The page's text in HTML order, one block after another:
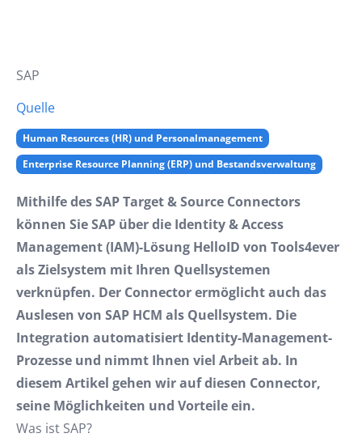
SAP
Quelle
Human Resources (HR) und Personalmanagement
Enterprise Resource Planning (ERP) und Bestandsverwaltung
Mithilfe des SAP Target & Source Connectors
können Sie SAP über die Identity & Access
Management (IAM)-Lösung HelloID von Tools4ever
als Zielsystem mit Ihren Quellsystemen
verknüpfen. Der Connector ermöglicht auch das
Auslesen von SAP HCM als Quellsystem. Die
Integration automatisiert Identity-Management-
Prozesse und nimmt Ihnen viel Arbeit ab. In
diesem Artikel gehen wir auf diesen Connector,
seine Möglichkeiten und Vorteile ein.
Was ist SAP?